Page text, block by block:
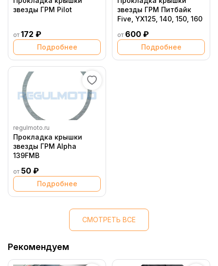
звезды ГРМ Pilot
от 172 ₽
Подробнее
звезды ГРМ Питбайк
Five, YX125, 140, 150, 160
от 600 ₽
Подробнее
regulmoto.ru
Прокладка крышки
звезды ГРМ Alpha
139FMB
от 50 ₽
Подробнее
СМОТРЕТЬ ВСЕ
Рекомендуем